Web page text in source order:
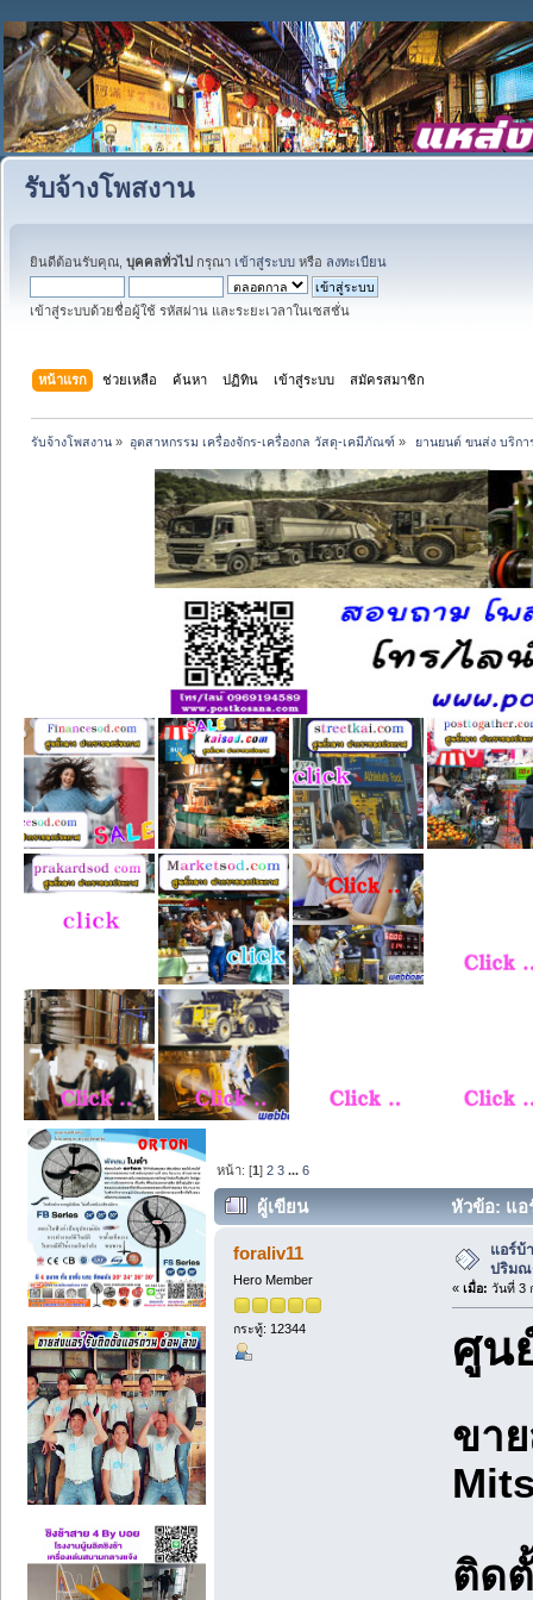
รับจ้างโพสงาน
ยินดีต้อนรับคุณ, บุคคลทั่วไป กรุณา เข้าสู่ระบบ หรือ ลงทะเบียน
เข้าสู่ระบบด้วยชื่อผู้ใช้ รหัสผ่าน และระยะเวลาในเซสชั่น
หน้าแรก ช่วยเหลือ ค้นหา ปฏิทิน เข้าสู่ระบบ สมัครสมาชิก
รับจ้างโพสงาน » อุตสาหกรรม เครื่องจักร-เครื่องกล วัสดุ-เคมีภัณฑ์ » ยานยนต์ ขนส่ง บริก
หน้า: [1]2 3 ...6
ผู้เขียน หัวข้อ: แอ
foraliv11
Hero Member
กระทู้: 12344
แอร์บ้
ปริมณ
« เมื่อ: วันที่ 3
ศูน
ขา
ติด